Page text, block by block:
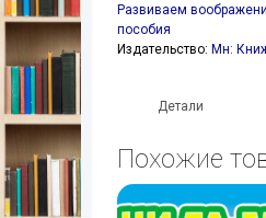
Развиваем
пособия
Издательство: Мн:
Детали
Похожие